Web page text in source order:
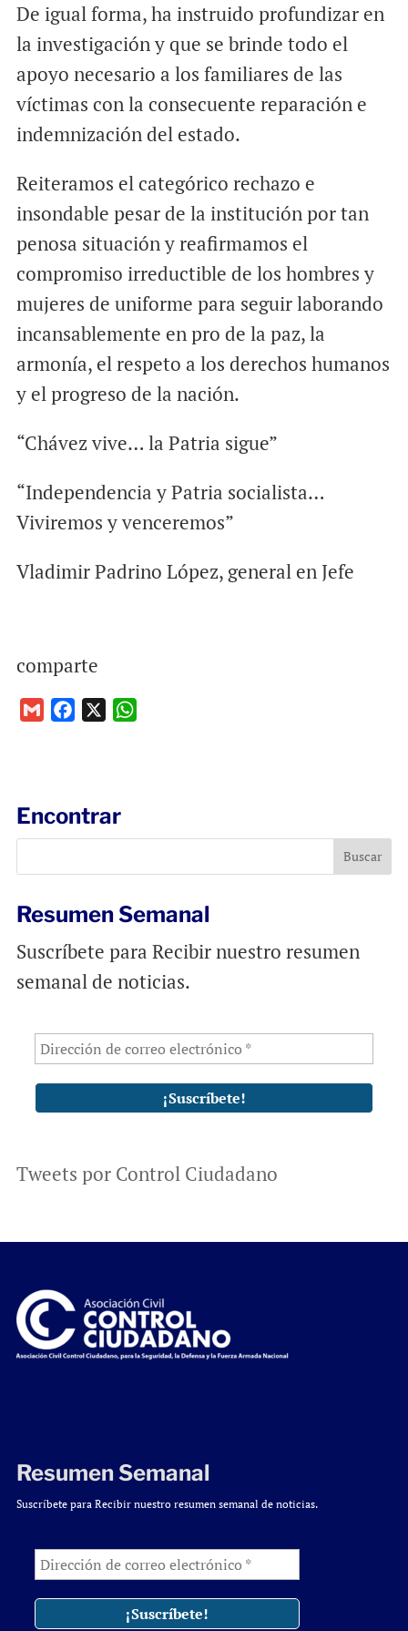
De igual forma, ha instruido profundizar en
la investigación y que se brinde todo el
apoyo necesario a los familiares de las
víctimas con la consecuente reparación e
indemnización del estado.
Reiteramos el categórico rechazo e
insondable pesar de la institución por tan
penosa situación y reafirmamos el
compromiso irreductible de los hombres y
mujeres de uniforme para seguir laborando
incansablemente en pro de la paz, la
armonía, el respeto a los derechos humanos
y el progreso de la nación.
“Chávez vive… la Patria sigue”
“Independencia y Patria socialista…
Viviremos y venceremos”
Vladimir Padrino López, general en Jefe
comparte
o
k
p
Encontrar
Resumen Semanal
Suscríbete para Recibir nuestro resumen
semanal de noticias.
Tweets por Control Ciudadano
Resumen Semanal
Suscríbete para Recibir nuestro resumen semanal de noticias.